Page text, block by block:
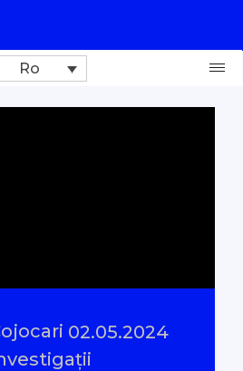
Ro
02.05.2024